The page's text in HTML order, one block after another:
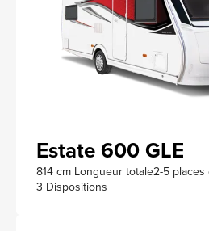
Estate 600 GLE
814 cm Longueur totale2-5
3 Dispositions